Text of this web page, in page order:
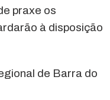
praxe os
à disposição
de Barra do